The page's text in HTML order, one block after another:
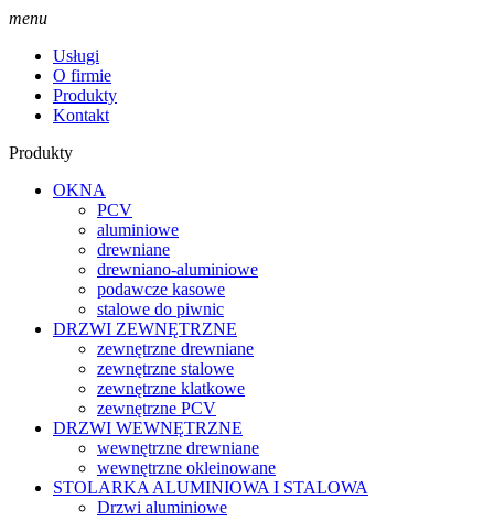
menu
Usługi
O firmie
Produkty
Kontakt
Produkty
OKNA
PCV
aluminiowe
drewniane
drewniano-aluminiowe
podawcze kasowe
stalowe do piwnic
DRZWI ZEWNĘTRZNE
zewnętrzne drewniane
zewnętrzne stalowe
zewnętrzne klatkowe
zewnętrzne PCV
DRZWI WEWNĘTRZNE
wewnętrzne drewniane
wewnętrzne okleinowane
STOLARKA ALUMINIOWA I STALOWA
Drzwi aluminiowe